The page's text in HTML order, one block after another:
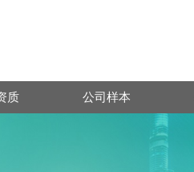
质 公司样本